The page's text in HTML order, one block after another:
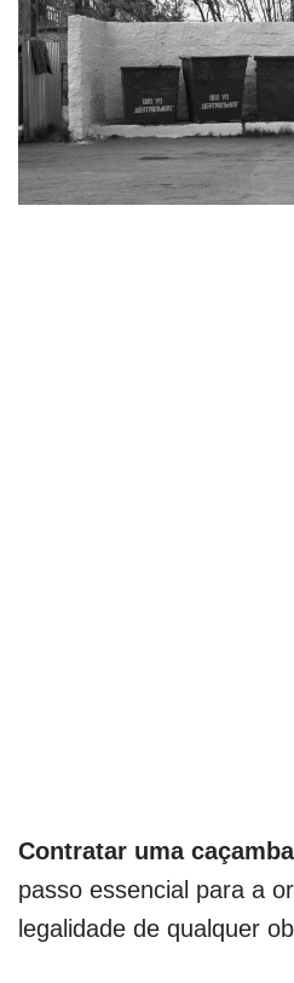
Contratar uma
passo essencial para a
legalidade de qualquer